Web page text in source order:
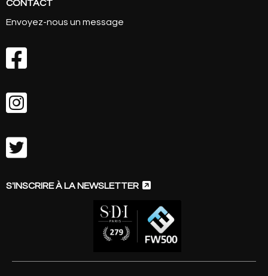
CONTACT
Envoyez-nous un message



S'INSCRIRE À LA NEWSLETTER 